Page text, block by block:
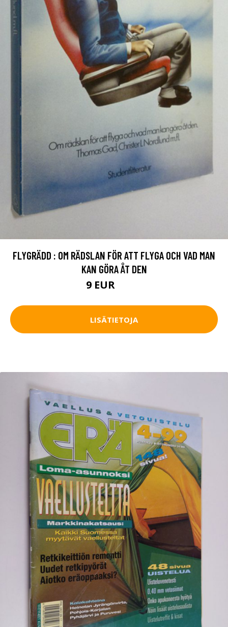
FLYGRÄDD : OM RÄDSLAN FÖR ATT FLYGA OCH VAD MAN
KAN GÖRA ÅT DEN
9 EUR
LISÄTIETOJA